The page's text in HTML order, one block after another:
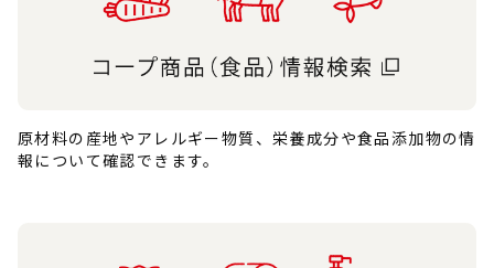
原材料の産地やアレルギー物質、栄養成分や食品添加物の情
報について確認できます。